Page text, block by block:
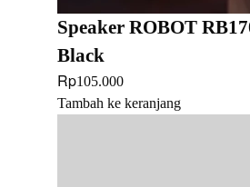
Speaker ROBOT
Black
Rp105.000
Tambah ke keranjang